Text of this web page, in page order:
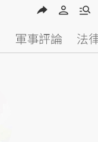
軍事評論 法